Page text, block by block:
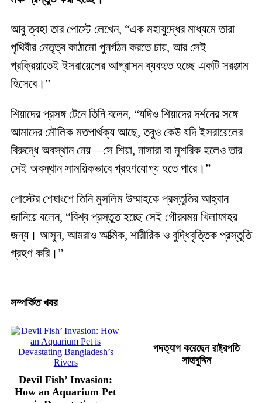
আবু ত্বহা তার পোস্টে লেখেন, “এক মহাযুদ্ধের মাধ্যমে তারা
পৃথিবীর নেতৃত্ব কাঠামো পুনর্গঠন করতে চায়, আর সেই
প্রক্রিয়াতেই ইসরায়েলের আগ্রাসন ব্যবহৃত হচ্ছে একটি সরঞ্জাম
হিসেবে।”
শিয়াদের প্রসঙ্গ টেনে তিনি বলেন, “যদিও শিয়াদের দর্শনের সঙ্গে
আমাদের মৌলিক মতপার্থক্য আছে, তবুও কেউ যদি ইসরায়েলের
বিরুদ্ধে অবস্থান নেয়—সে শিয়া, নাসারা বা মুশরিক হলেও তার
সেই অবস্থান সাময়িকভাবে গ্রহণযোগ্য হতে পারে।”
পোস্টের শেষাংশে তিনি মুসলিম উম্মাহকে প্রস্তুতির আহ্বান
জানিয়ে বলেন, “বিশ্ব প্রস্তুত হচ্ছে সেই গৌরবময় খিলাফাহর
জন্য। আসুন, আমরাও আত্মিক, শারীরিক ও বুদ্ধিবৃত্তিক প্রস্তুতি
গ্রহণ করি।”
সম্পর্কিত খবর
Devil Fish’ Invasion:
How an Aquarium Pet
পদত্যাগ করেছেন রাষ্ট্রপতি
সাহাবুদ্দিন